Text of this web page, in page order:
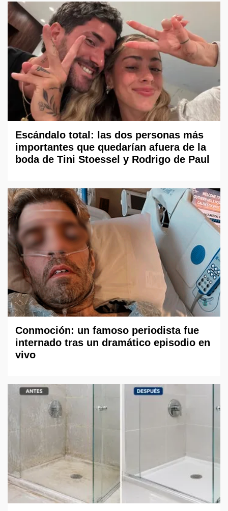
Escándalo total: las dos personas más
importantes que quedarían afuera de la
boda de Tini Stoessel y Rodrigo de Paul
Conmoción: un famoso periodista fue
internado tras un dramático episodio en
vivo